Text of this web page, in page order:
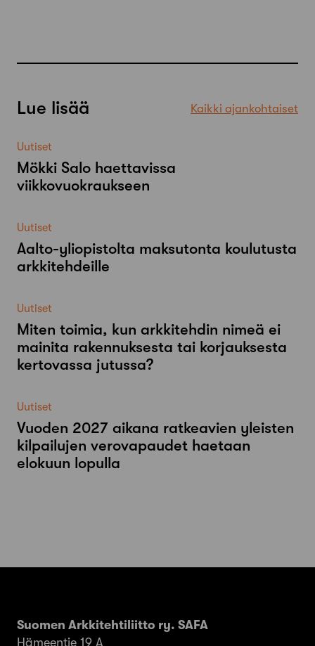
Lue lisää Kaikki ajankohtaiset
Uutiset
Mökki Salo haettavissa
viikkovuokraukseen
Uutiset
Aalto-​yliopistolta maksutonta koulutusta
arkkitehdeille
Uutiset
Miten toimia, kun arkkitehdin nimeä ei
mainita rakennuksesta tai korjauksesta
kertovassa jutussa?
Uutiset
Vuoden 2027 aikana ratkeavien yleisten
kilpailujen verovapaudet haetaan
elokuun lopulla
Suomen Arkkitehtiliitto ry. SAFA
Hämeentie 19 A